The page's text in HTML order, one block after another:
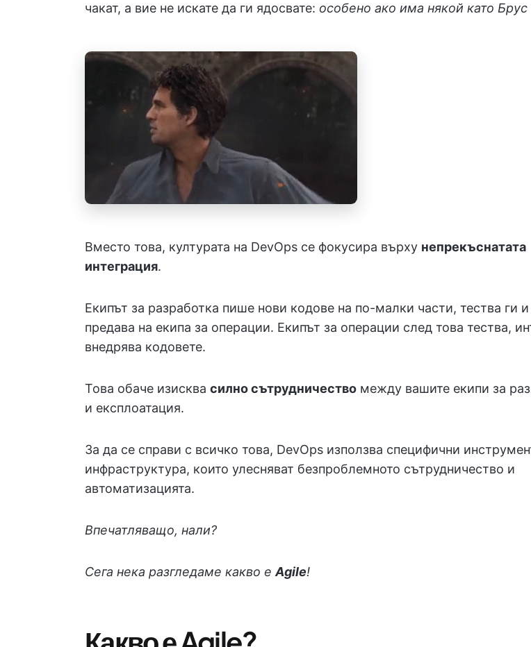
чакат, а вие не искате да ги ядосвате: особено ако има някой като
Вместо това, културата на DevOps се фокусира върху непрекъснатата
интеграция.
Екипът за разработка пише нови кодове на по-малки части, тества ги и
предава на екипа за операции. Екипът за операции след това тества,
внедрява кодовете.
Това обаче изисква силно сътрудничество между вашите екипи за
и експлоатация.
За да се справи с всичко това, DevOps използва специфични
инфраструктура, които улесняват безпроблемното сътрудничество и
автоматизацията.
Впечатляващо, нали?
Сега нека разгледаме какво е Agile!